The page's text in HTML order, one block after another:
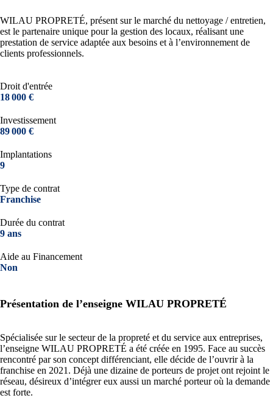
WILAU PROPRETÉ, présent sur le marché du nettoyage / entretien,
est le partenaire unique pour la gestion des locaux, réalisant une
prestation de service adaptée aux besoins et à l’environnement de
clients professionnels.
Droit d'entrée
18 000 €
Investissement
89 000 €
Implantations
9
Type de contrat
Franchise
Durée du contrat
9 ans
Aide au Financement
Non
Présentation de l’enseigne WILAU PROPRETÉ
Spécialisée sur le secteur de la propreté et du service aux entreprises,
l’enseigne WILAU PROPRETÉ a été créée en 1995. Face au succès
rencontré par son concept différenciant, elle décide de l’ouvrir à la
franchise en 2021. Déjà une dizaine de porteurs de projet ont rejoint le
réseau, désireux d’intégrer eux aussi un marché porteur où la demande
est forte.